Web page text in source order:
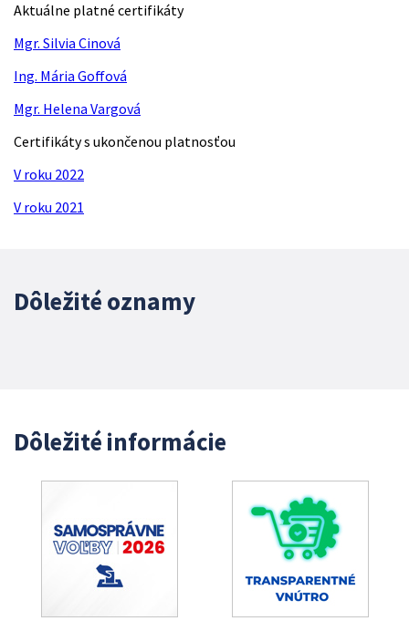
Aktuálne platné certifikáty
Mgr. Silvia Cinová
Ing. Mária Goffová
Mgr. Helena Vargová
Certifikáty s ukončenou platnosťou
V roku 2022
V roku 2021
Dôležité oznamy
Dôležité informácie